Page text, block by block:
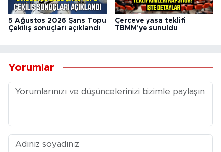
5 Ağustos 2026 Şans Topu
Çekiliş sonuçları açıklandı
Çerçeve yasa teklifi
TBMM'ye sunuldu
Yorumlar